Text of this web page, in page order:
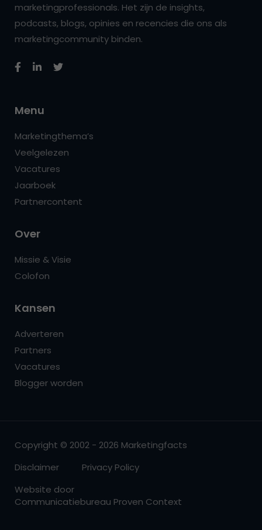
marketingprofessionals. Het zijn de insights,
podcasts, blogs, opinies en recencies die ons als
marketingcommunity binden.
Menu
Marketingthema’s
Veelgelezen
Vacatures
Jaarboek
Partnercontent
Over
Missie & Visie
Colofon
Kansen
Adverteren
Partners
Vacatures
Blogger worden
Copyright © 2002 - 2026 Marketingfacts
Disclaimer
Privacy Policy
Website door
Communicatiebureau Proven Context